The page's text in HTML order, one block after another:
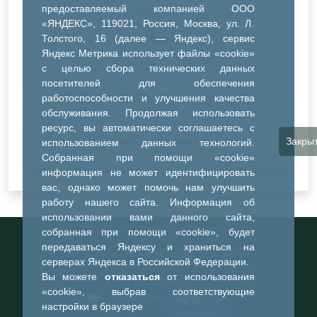
предоставляемый компанией ООО
«ЯНДЕКС», 119021, Россия, Москва, ул. Л.
Толстого, 16 (далее — Яндекс), сервис
Яндекс Метрика использует файлы «cookie»
с целью сбора технических данных
посетителей для обеспечения
работоспособности и улучшения качества
обслуживания. Продолжая использовать
ресурс, вы автоматически соглашаетесь с
использованием данных технологий.
Собранная при помощи «cookie»
информация не может идентифицировать
вас, однако может помочь нам улучшить
работу нашего сайта. Информация об
использовании вами данного сайта,
собранная при помощи «cookie», будет
передаваться Яндексу и храниться на
серверах Яндекса в Российской Федерации.
Вы можете отказатьсяот использования
«cookie», выбрав соответствующие
настройки в браузере
ДК Речник
ДК Водник
Иное
Очистить все фильтры
Информационный портал города
Тобольска
При использовании материалов ссылка на
портал обязательна
©2023-2026